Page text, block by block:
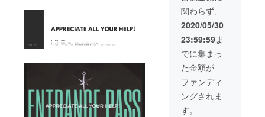
なりま
すの
で、前
可能性
がござ
いま
す。予
めご了
承くだ
さい。
選び頂
けま
す。 ※
お届け
予定日
に付き
まして
は、新
型コロ
ナウイ
ルス関
ます。
※ご支援
頂ける
際はプ
ルダウ
ンメ
ニュー
よりご
希望の
受け取
り方法
関わらず、
2020/05/30
23:59:59ま
でに集まっ
た金額が
ファンディ
ングされま
す。